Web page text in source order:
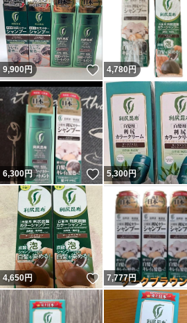
9,900円 いいね！
4,780円
6,300円 いいね！
5,300円
4,650円 いいね！
7,777円